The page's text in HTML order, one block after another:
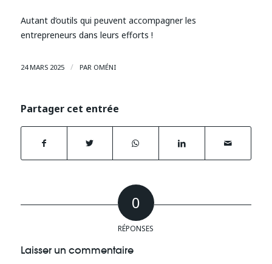
Autant d’outils qui peuvent accompagner les
entrepreneurs dans leurs efforts !
24 MARS 2025 / PAR OMÉNI
Partager cet entrée
0
RÉPONSES
Laisser un commentaire